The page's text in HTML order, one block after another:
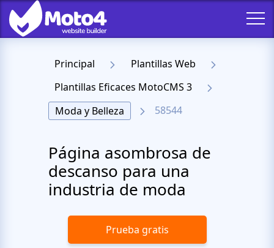
Principal
Plantillas Web
Plantillas Eficaces MotoCMS 3
Moda y Belleza
58544
Página asombrosa de
descanso para una
industria de moda
Prueba gratis